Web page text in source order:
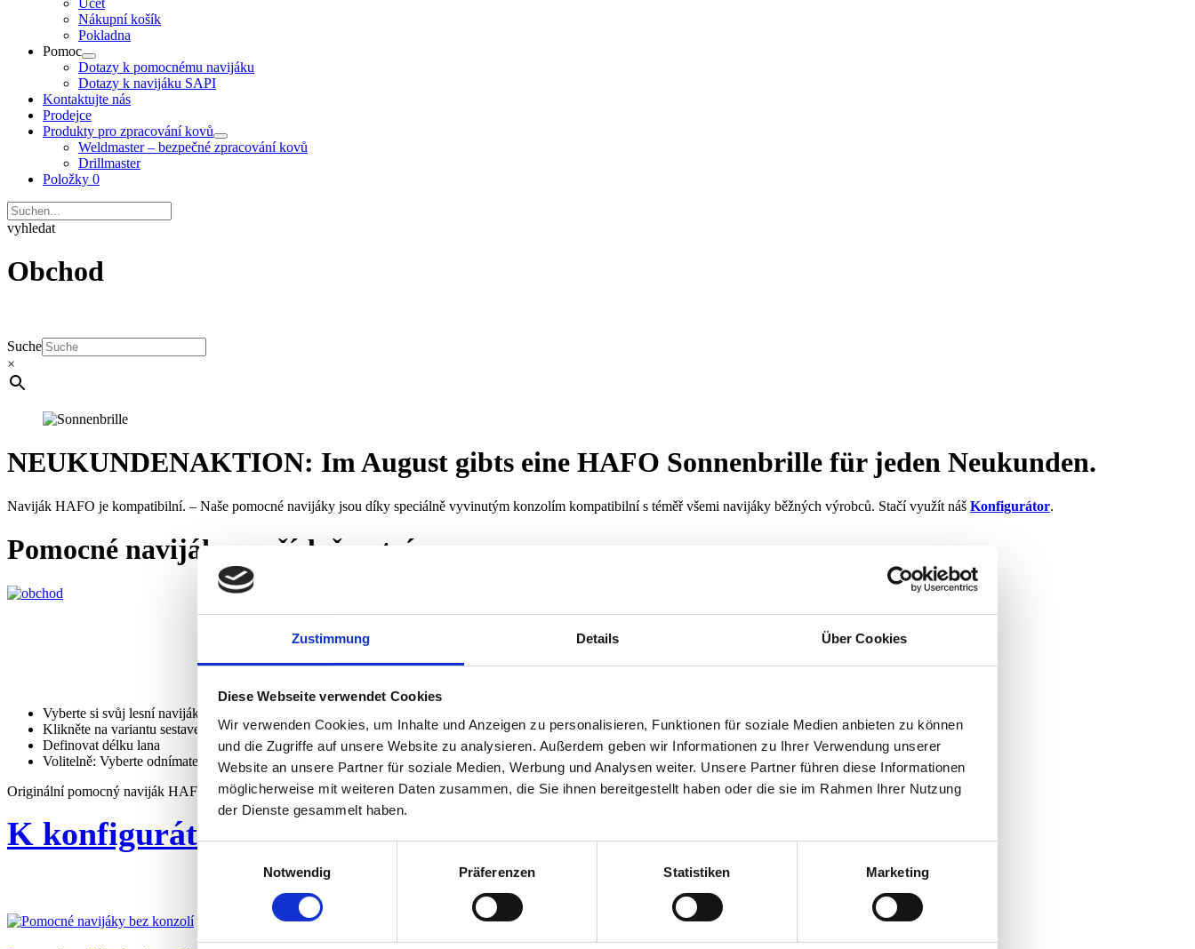
Zustimmung Details Über Cookies
Diese Webseite verwendet Cookies
Wir verwenden Cookies, um Inhalte und Anzeigen zu personalisieren, Funktionen für soziale Medien anbieten zu können
und die Zugriffe auf unsere Website zu analysieren. Außerdem geben wir Informationen zu Ihrer Verwendung unserer
Website an unsere Partner für soziale Medien, Werbung und Analysen weiter. Unsere Partner führen diese Informationen
möglicherweise mit weiteren Daten zusammen, die Sie ihnen bereitgestellt haben oder die sie im Rahmen Ihrer Nutzung
der Dienste gesammelt haben.
Einwilligungsauswahl
Notwendig
Präferenzen Statistiken Marketing
Účet
Nákupní košík
Pokladna
Pomoc
Dotazy k pomocnému navijáku
Dotazy k navijáku SAPI
Kontaktujte nás
Prodejce
Produkty pro zpracování kovů
Weldmaster – bezpečné zpracování kovů
Drillmaster
Položky 0
vyhledat
Obchod
Suche
×
NEUKUNDENAKTION: Im August gibts eine HAFO Sonnenbrille für jeden Neukunden.
Naviják HAFO je kompatibilní. – Naše pomocné navijáky jsou díky speciálně vyvinutým konzolím kompatibilní s téměř všemi navijáky běžných výrobců. Stačí využít náš Konfigurátor.
Pomocné navijáky a příslušenství
si nakonfigurujte pomocný naviják včetně vhodné konzole!
Vyberte si svůj lesní naviják
Klikněte na variantu sestavení
Definovat délku lana
Volitelně: Vyberte odnímatelný buben na lano nebo standardní (pevný) buben na lano
Originální pomocný naviják HAFO je vhodný pro všechny běžné lesní navijáky.
K konfigurátoru